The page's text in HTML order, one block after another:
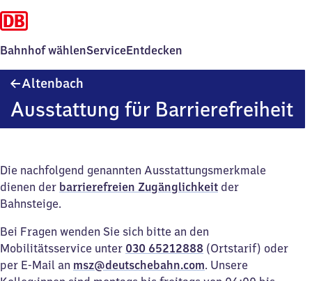
Bahnhof wählenServiceEntdecken
Altenbach
Ausstattung für Barrierefreiheit
Die nachfolgend genannten Ausstattungsmerkmale
dienen der barrierefreien Zugänglichkeit der
Bahnsteige.
Bei Fragen wenden Sie sich bitte an den
Mobilitätsservice unter 030 65212888 (Ortstarif) oder
per E-Mail an msz@deutschebahn.com. Unsere